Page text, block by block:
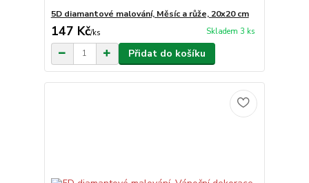
5D diamantové malování, Měsíc a růže, 20x20 cm
147 Kč/ks Skladem 3 ks
Přidat do košíku